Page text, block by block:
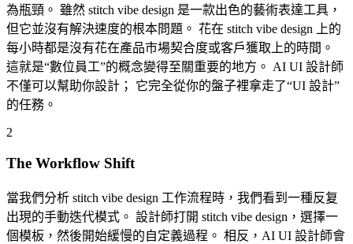
為瓶頸。 雖然 stitch vibe design 是一款出色的藝術表達工具，
但它並沒有解決速度的根本問題。 花在 stitch vibe design 上的
每小時都是沒有花在產品市場契合度或客戶獲取上的時間。
這就是“數位員工”的概念變得至關重要的地方。 AI UI 設計師
不僅可以幫助你設計； 它完全從你的盤子裡拿走了“UI 設計”
的任務。
2
The Workflow Shift
當我們分析 stitch vibe design 工作流程時，我們看到一種反复
出現的手動迭代模式。 設計師打開 stitch vibe design，選擇一
個模板，然後開始緩慢的自定義過程。 相反，AI UI 設計師會